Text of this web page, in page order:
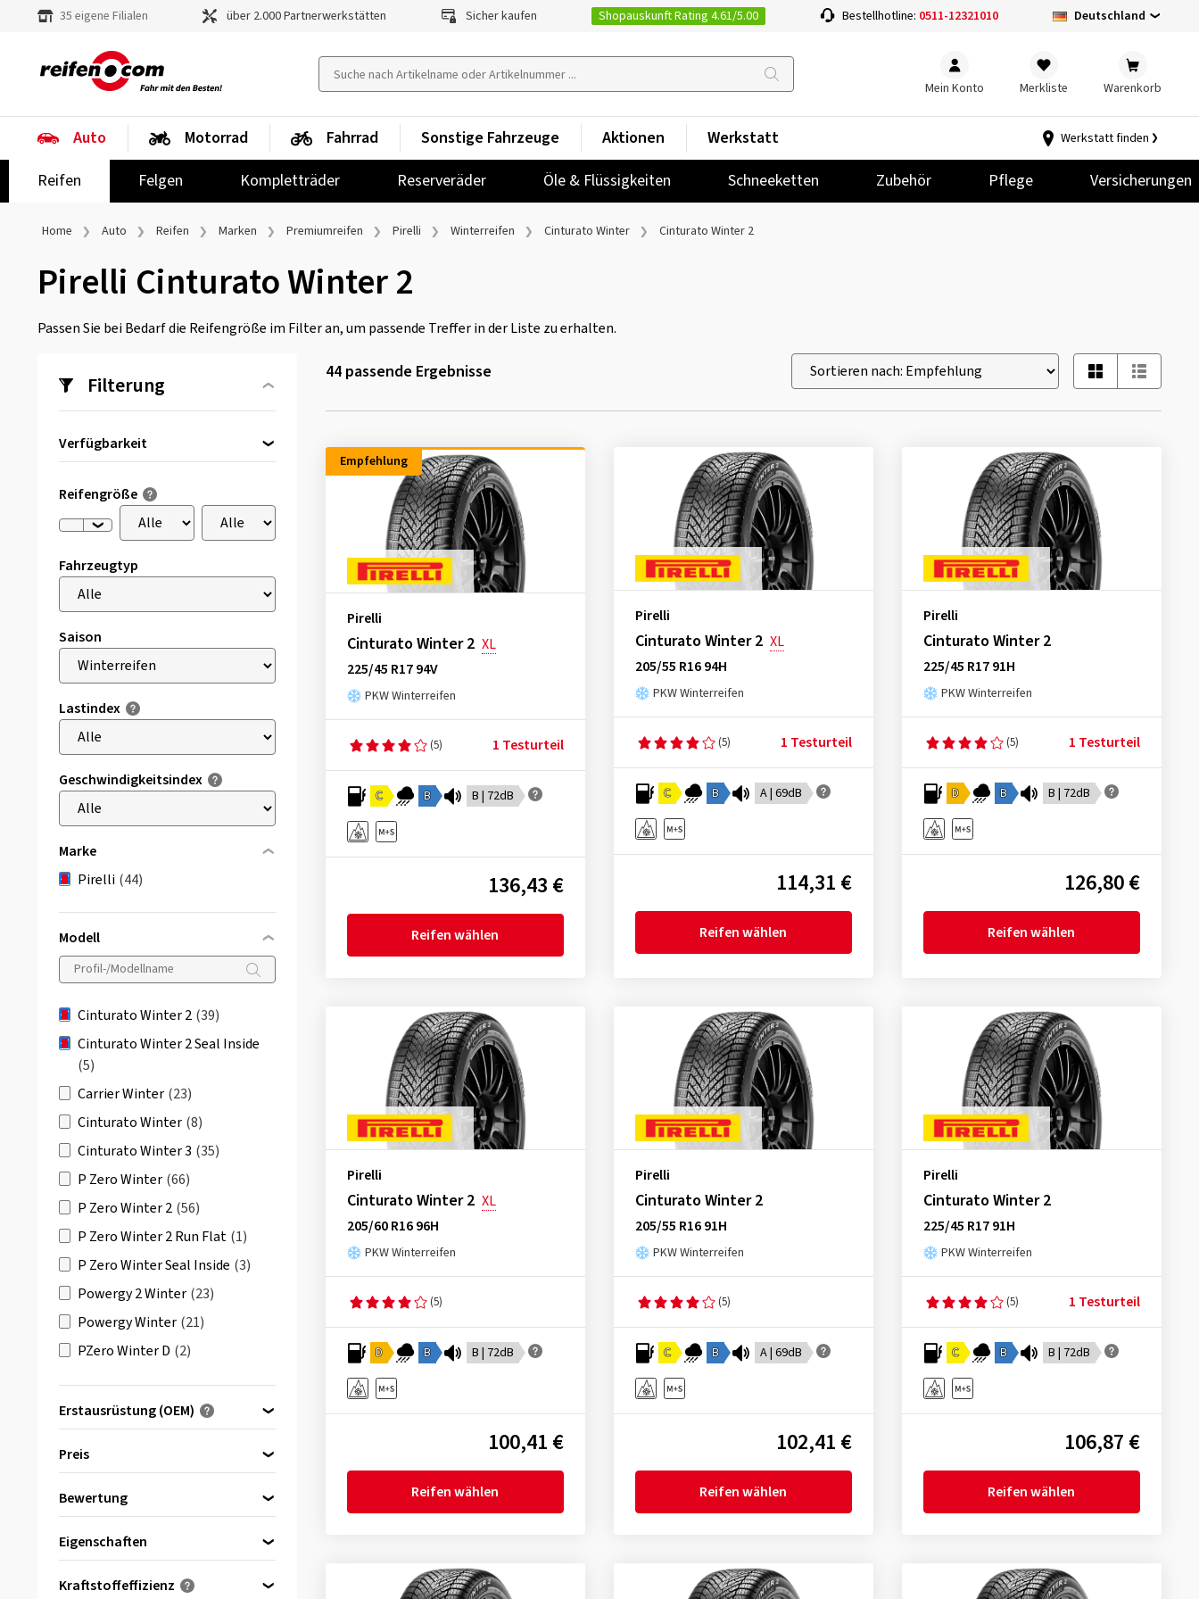
35 eigene Filialen über 2.000 Partnerwerkstätten Sicher kaufen Shopauskunft Rating 4.61/5.00 Bestellhotline: 0511-12321010 Deutschland
Mein Konto Merkliste Warenkorb
Auto
Reifen
Felgen Kompletträder Reserveräder Öle & Flüssigkeiten Schneeketten Zubehör Pflege Versicherungen
Motorrad Fahrrad Sonstige Fahrzeuge Aktionen Werkstatt Werkstatt finden
Home Auto Reifen Marken Premiumreifen Pirelli Winterreifen Cinturato Winter Cinturato Winter 2
Pirelli Cinturato Winter 2
Passen Sie bei Bedarf die Reifengröße im Filter an, um passende Treffer in der Liste zu erhalten.
Filterung
Verfügbarkeit
Reifengröße
Fahrzeugtyp
Saison
Lastindex
Geschwindigkeitsindex
Marke
Pirelli (44)
Modell
Cinturato Winter 2 (39)
Cinturato Winter 2 Seal Inside
(5)
Carrier Winter (23)
Cinturato Winter (8)
Cinturato Winter 3 (35)
P Zero Winter (66)
P Zero Winter 2 (56)
P Zero Winter 2 Run Flat (1)
P Zero Winter Seal Inside (3)
Powergy 2 Winter (23)
Powergy Winter (21)
PZero Winter D (2)
Scorpion Ice & Snow Run Flat
Seal Inside
(1)
Scorpion Winter(113)
Scorpion Winter 2
Scorpion Winter 2 Run Flat
Scorpion Winter 2 Seal Inside(4)
Scorpion Winter 3(14)
Erstausrüstung (OEM)
Preis
von
bis
Bewertung
Alle Bewertungen(44)
Eigenschaften
Kraftstoffeffizienz
44 passende Ergebnisse
Empfehlung
Pirelli
Cinturato Winter 2 XL
225/45 R17 94V
PKW Winterreifen
(5) 1 Testurteil
C B B | 72dB
136,43 €
Reifen wählen
Pirelli
Cinturato Winter 2 XL
205/55 R16 94H
PKW Winterreifen
(5) 1 Testurteil
C B A | 69dB
114,31 €
Reifen wählen
Pirelli
Cinturato Winter 2
225/45 R17 91H
PKW Winterreifen
(5) 1 Testurteil
D B B | 72dB
126,80 €
Reifen wählen
Pirelli
Cinturato Winter 2 XL
205/60 R16 96H
PKW Winterreifen
(5)
D B B | 72dB
100,41 €
Reifen wählen
Pirelli
Cinturato Winter 2
205/55 R16 91H
PKW Winterreifen
(5)
C B A | 69dB
102,41 €
Reifen wählen
Pirelli
Cinturato Winter 2
225/45 R17 91H
PKW Winterreifen
(5) 1 Testurteil
C B B | 72dB
106,87 €
Reifen wählen